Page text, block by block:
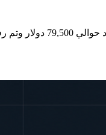
لامست